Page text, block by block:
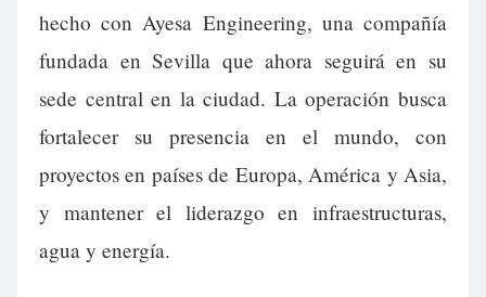
hecho con Ayesa Engineering, una compañía
fundada en Sevilla que ahora seguirá en su
sede central en la ciudad. La operación busca
fortalecer su presencia en el mundo, con
proyectos en países de Europa, América y Asia,
y mantener el liderazgo en infraestructuras,
agua y energía.